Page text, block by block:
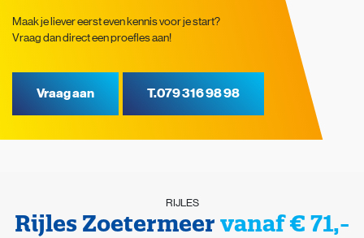
Maak je liever eerst even kennis voor je start?
Vraag dan direct een proefles aan!
Vraag aan T.079 316 98 98
RIJLES
Rijles Zoetermeer vanaf € 71,-